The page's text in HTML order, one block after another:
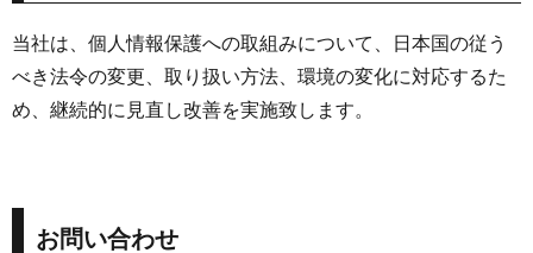
当社は、個人情報保護への取組みについて、日本国の従う
べき法令の変更、取り扱い方法、環境の変化に対応するた
め、継続的に見直し改善を実施致します。
お問い合わせ